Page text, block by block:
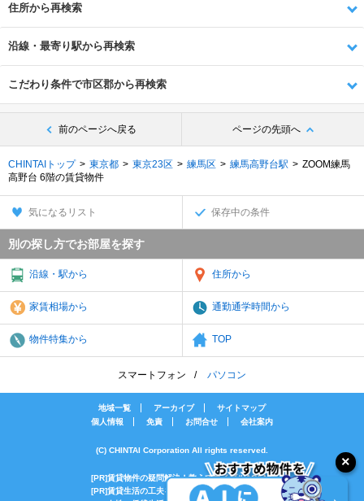
住所から再検索
沿線・最寄り駅から再検索
こだわり条件で市区郡から再検索
前のページへ戻る ページの先頭へ
CHINTAIトップ 東京都 東京23区 練馬区 練馬高野台駅
ZOOM練馬
高野台 6階の賃貸物件
気になるリスト 保存中の条件
別の探し方でお部屋を探す
沿線・駅から 住所から
家賃相場から 通勤通学時間から
物件特集から TOP
スマートフォン パソコン
地域一覧 アーカイブ
サイトマップ
個人情報
免責 お問合せ 会社案内
(C) CHINTAI Corporation All rights reserved.
[PR]賃貸物件の疑問解決！教えてエイブルAGENT
[PR]賃貸生活の工夫を紹介！CHINTAI情報局